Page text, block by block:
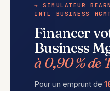
→ SIMULATEUR
INTL BUSINESS
Financer
Business
à 0,90 % de
Pour un emprunt de